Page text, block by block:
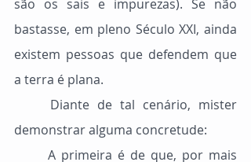
são os sais e impurezas). Se não
bastasse, em pleno Século XXI, ainda
existem pessoas que defendem que
a terra é plana.
demonstrar alguma concretude: